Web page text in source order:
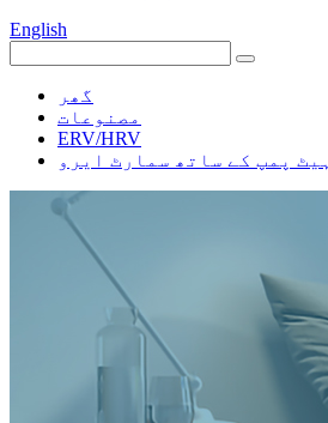
English
گھر
مصنوعات
ERV/HRV
ہیٹ پمپ کے ساتھ سمارٹ ایرو